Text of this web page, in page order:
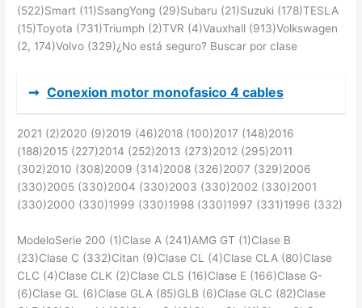
(522)Smart (11)SsangYong (29)Subaru (21)Suzuki (178)TESLA
(15)Toyota (731)Triumph (2)TVR (4)Vauxhall (913)Volkswagen
(2, 174)Volvo (329)¿No está seguro? Buscar por clase
➞ Conexion motor monofasico 4 cables
2021 (2)2020 (9)2019 (46)2018 (100)2017 (148)2016
(188)2015 (227)2014 (252)2013 (273)2012 (295)2011
(302)2010 (308)2009 (314)2008 (326)2007 (329)2006
(330)2005 (330)2004 (330)2003 (330)2002 (330)2001
(330)2000 (330)1999 (330)1998 (330)1997 (331)1996 (332)
ModeloSerie 200 (1)Clase A (241)AMG GT (1)Clase B
(23)Clase C (332)Citan (9)Clase CL (4)Clase CLA (80)Clase
CLC (4)Clase CLK (2)Clase CLS (16)Clase E (166)Clase G-
(6)Clase GL (6)Clase GLA (85)GLB (6)Clase GLC (82)Clase